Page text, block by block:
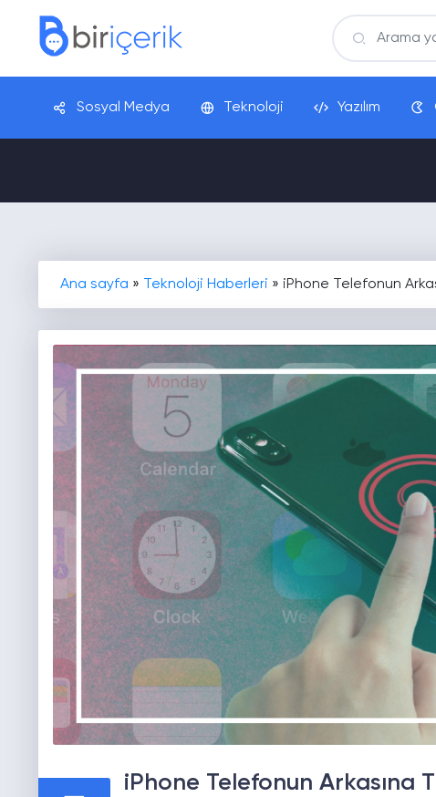
Sosyal Medya Teknoloji Yazılım
Ana sayfa » Teknoloji Haberleri » iPhone Telefonun
iPhone Telefonun Arkasına